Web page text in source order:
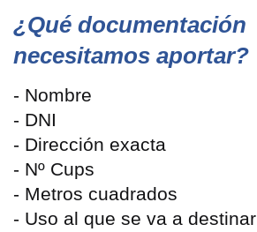
¿Qué documentación
necesitamos aportar?
- Nombre
- DNI
- Dirección exacta
- Nº Cups
- Metros cuadrados
- Uso al que se va a destinar